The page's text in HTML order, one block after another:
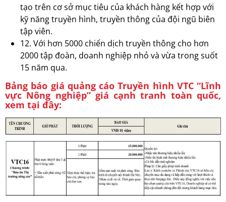
tạo trên cơ sở mục tiêu của khách hàng kết hợp với
kỹ năng truyền hình, truyền thông của đội ngũ biên
tập viên.
12. Với hơn 5000 chiến dịch truyền thông cho hơn
2000 tập đoàn, doanh nghiệp nhỏ và vừa trong suốt
15 năm qua.
Bảng báo giá quảng cáo Truyền hình VTC “Lĩnh
vực Nông nghiệp” giá cạnh tranh toàn quốc,
xem tại đây: